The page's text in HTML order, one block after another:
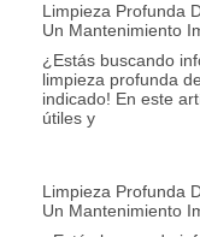
Limpieza Profunda
Un Mantenimiento
¿Estás buscando
limpieza profunda
indicado! En este
útiles y
Limpieza Profunda
Un Mantenimiento